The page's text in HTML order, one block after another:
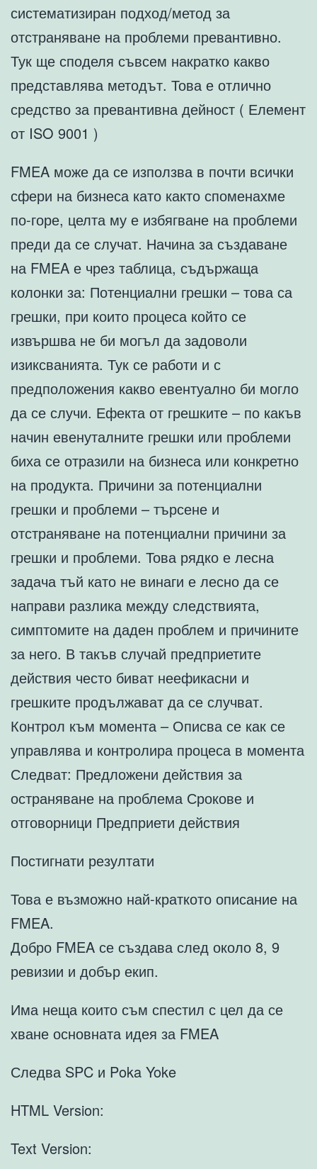
систематизиран подход/метод за
отстраняване на проблеми превантивно.
Тук ще споделя съвсем накратко какво
представлява методът. Това е отлично
средство за превантивна дейност ( Елемент
от ISO 9001 )
FMEA може да се използва в почти всички
сфери на бизнеса като както споменахме
по-горе, целта му е избягване на проблеми
преди да се случат. Начина за създаване
на FMEA е чрез таблица, съдържаща
колонки за: Потенциални грешки – това са
грешки, при които процеса който се
извършва не би могъл да задоволи
изиксванията. Тук се работи и с
предположения какво евентуално би могло
да се случи. Ефекта от грешките – по какъв
начин евенуталните грешки или проблеми
биха се отразили на бизнеса или конкретно
на продукта. Причини за потенциални
грешки и проблеми – търсене и
отстраняване на потенциални причини за
грешки и проблеми. Това рядко е лесна
задача тъй като не винаги е лесно да се
направи разлика между следствията,
симптомите на даден проблем и причините
за него. В такъв случай предприетите
действия често биват неефикасни и
грешките продължават да се случват.
Контрол към момента – Описва се как се
управлява и контролира процеса в момента
Следват: Предложени действия за
остраняване на проблема Срокове и
отговорници Предприети действия
Постигнати резултати
Това е възможно най-краткото описание на
FMEA.
Добро FMEA се създава след около 8, 9
ревизии и добър екип.
Има неща които съм спестил с цел да се
хване основната идея за FMEA
Следва SPC и Poka Yoke
HTML Version:
Text Version: